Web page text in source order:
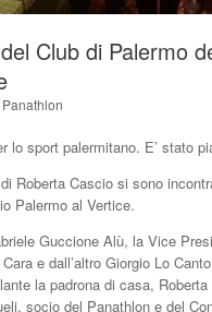
Club di Palermo
Panathlon
lo sport palermitano. E’ stato
Roberta Cascio si sono
Palermo al Vertice.
Guccione Alù, la Vice
e dall’altro Giorgio Lo
la padrona di casa,
socio del Panathlon e del